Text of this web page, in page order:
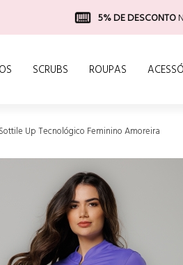
SCRUBS ROUPAS
Up Tecnológico Feminino Amoreira